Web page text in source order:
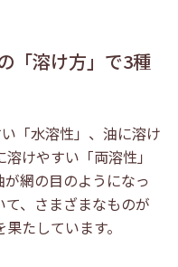
「溶け方」で3種
「水溶性」、油に溶け
けやすい「両溶性」
網の目のようになっ
、さまざまなものが
たしています。